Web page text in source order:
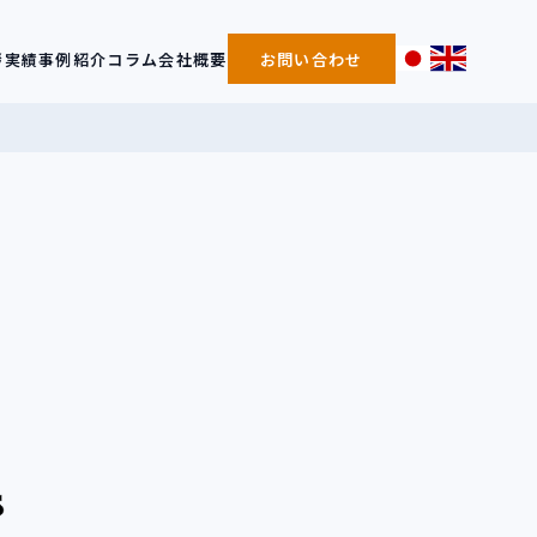
実績事例紹介コラム会社概要 お問い合わせ